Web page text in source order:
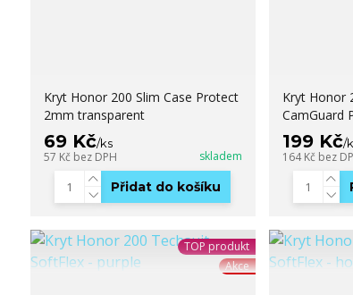
Kryt Honor 200 Slim Case Protect
2mm transparent
69 Kč/ks
57 Kč bez DPH skladem
Přidat do košíku
Kryt Honor
CamGuard
199 Kč/
164 Kč bez
TOP produkt
Akce